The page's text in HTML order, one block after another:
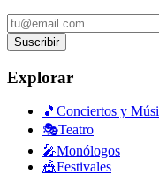
Suscribir
Explorar
🎵 Conciertos y
🎭Teatro
🎤Monólogos
🎪Festivales